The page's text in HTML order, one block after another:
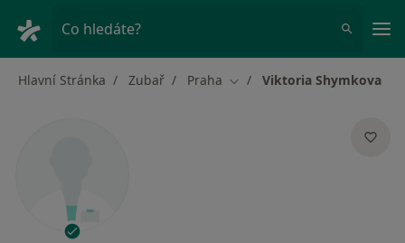
Co hledáte?
Hlavní Stránka Zubař Praha Změna města
Viktoria Shymkova